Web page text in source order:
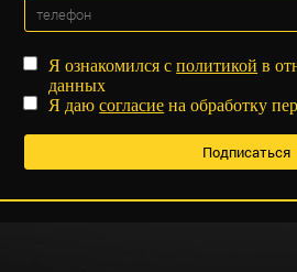
Я ознакомился сполитикой в
данных
Я даюсогласие на обработку